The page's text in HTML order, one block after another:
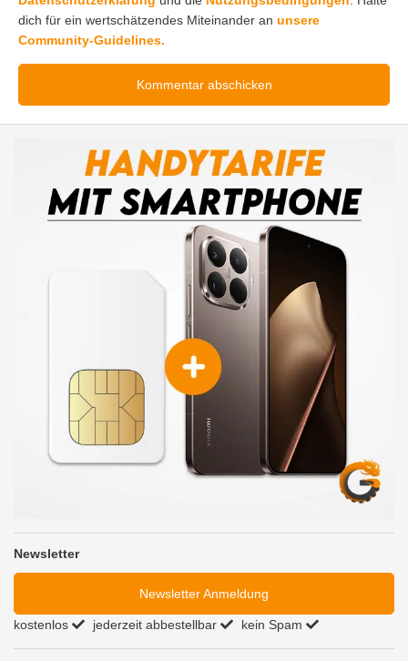
dich für ein wertschätzendes Miteinander an unsere
Community-Guidelines.
Newsletter
Newsletter Anmeldung
kostenlos jederzeit abbestellbar kein Spam